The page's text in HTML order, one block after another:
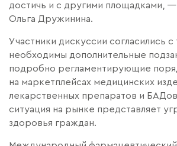
достичь и с другими площадками, —
Ольга Дружинина.
Участники дискуссии согласились с
необходимы дополнительные
подробно регламентирующие
на маркетплейсах медицинских
лекарственных препаратов и
ситуация на рынке представляет
здоровья граждан.